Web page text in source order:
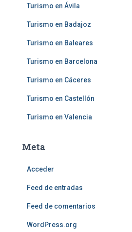
Turismo en Ávila
Turismo en Badajoz
Turismo en Baleares
Turismo en Barcelona
Turismo en Cáceres
Turismo en Castellón
Turismo en Valencia
Meta
Acceder
Feed de entradas
Feed de comentarios
WordPress.org